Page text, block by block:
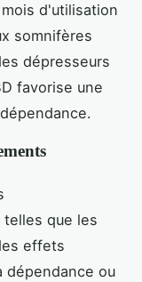
d'utilisation
somnifères
dépresseurs
favorise une
telles que les
effets
dépendance ou